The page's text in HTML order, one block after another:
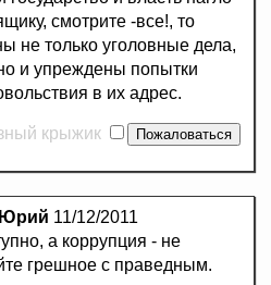
смотрите -все!, то
не только уголовные дела,
и упреждены попытки
в их адрес.
крыжик
Юрий 11/12/2011
а коррупция - не
грешное с праведным.